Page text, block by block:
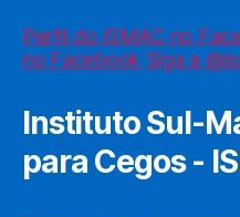
Perfil do ISMAC no
no Facebook Siga a
Instituto Sul-
para Cegos -